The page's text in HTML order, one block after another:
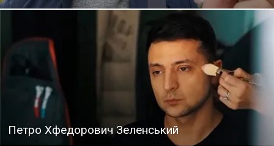
Петро Хфедорович Зеленський